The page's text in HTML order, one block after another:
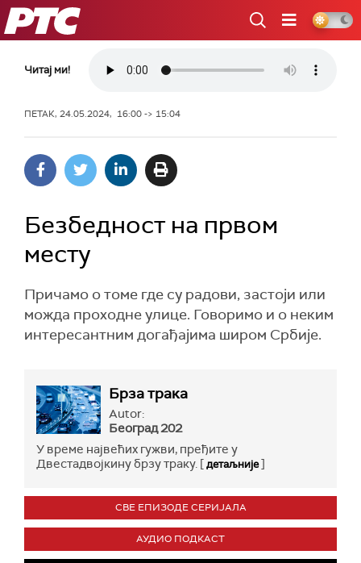
РТС
Читај ми!
ПЕТАК, 24.05.2024, 16:00 -> 15:04
Безбедност на првом
месту
Причамо о томе где су радови, застоји или
можда проходне улице. Говоримо и о неким
интересантним догађајима широм Србије.
Брза трака
Autor:
Београд 202
У време највећих гужви, пређите у
Двестадвојкину брзу траку. [детаљније]
СВЕ ЕПИЗОДЕ СЕРИЈАЛА
АУДИО ПОДКАСТ